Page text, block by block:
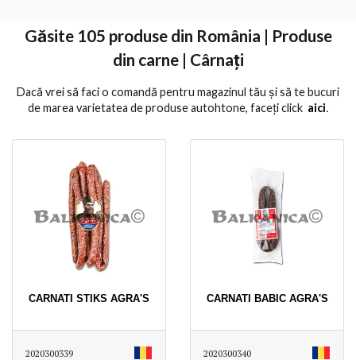
Găsite 105 produse din România | Produse
din carne | Cârnați
Dacă vrei să faci o comandă pentru magazinul tău și să te bucuri
de marea varietatea de produse autohtone, faceți click aici․
CARNATI STIKS AGRA'S
2020300339
CARNATI BABIC AGRA'S
2020300340